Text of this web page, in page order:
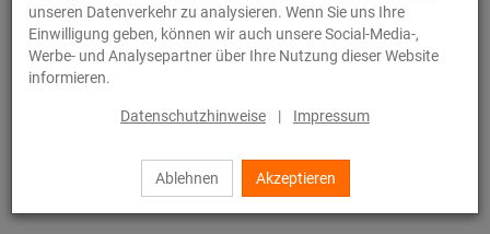
unseren Datenverkehr zu analysieren. Wenn Sie uns Ihre
Einwilligung geben, können wir auch unsere Social-Media-,
Werbe- und Analysepartner über Ihre Nutzung dieser Website
informieren.
Datenschutzhinweise | Impressum
Ablehnen Akzeptieren
Online-Katalog Befestigungstechnik Montageteile Gewindestangen